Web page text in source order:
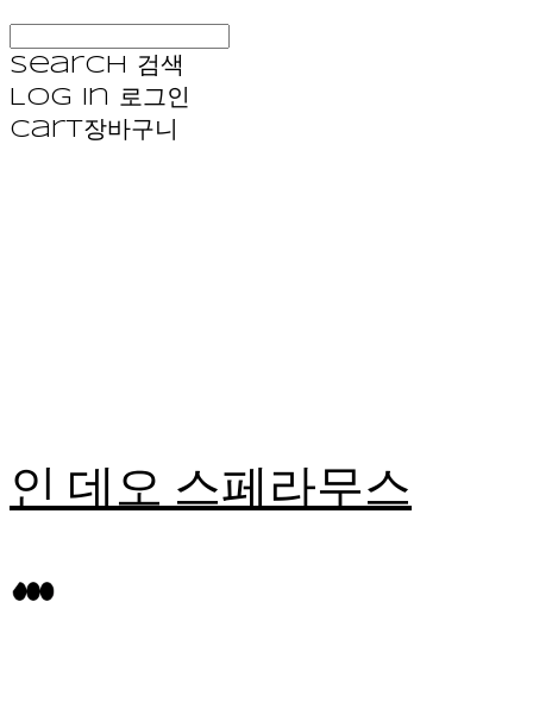
Search
검색
Log In 로그인
Cart장바구니
인 데오 스페라무스